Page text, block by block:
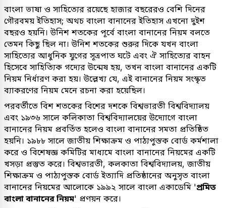
বাংলা ভাষা ও সাহিত্যের রয়েছে হাজার বছরেরও বেশি দিনের
গৌরবময় ইতিহাস; অথচ বাংলা বানানের ইতিহাস এখনো দুইশ
বছরও হয়নি। উনিশ শতকের পূর্বে বাংলা বানানের নিয়ম বলতে
তেমন কিছু ছিল না। উনিশ শতকের শুরুর দিকে যখন বাংলা
সাহিত্যের আধুনিক যুগের সূত্রপাত ঘটে এবং ঐ সাহিত্যের বাহন
হিসেবে সাহিত্যিক গদ্যের উন্মেষ হয়, তখন বাংলা বানানের একটি
নিয়ম নির্ধারণ করা হয়। উল্লেখ্য যে, এই বানানের নিয়ম সংস্কৃত
ব্যাকরণের নিয়ম মেনে রচনা করা হয়েছিল।
পরবর্তীতে বিশ শতকের বিশের দশকে বিশ্বভারতী বিশ্ববিদ্যালয়
এবং ১৯৩৬ সালে কলিকাতা বিশ্ববিদ্যালয়ের উদ্যোগে বাংলা
বানানের নিয়ম প্রবর্তিত হলেও বাংলা বানানের সমতা প্রতিষ্ঠিত
হয়নি। ১৯৮৮ সালে জাতীয় শিক্ষাক্রম ও পাঠ্যপুস্তক বোর্ড কর্মশালা
করে ও বিশেষজ্ঞ কমিটির মাধ্যমে বাংলা বানানের নিয়মের একটি
খসড়া প্রস্তুত করে। বিশ্বভারতী, কলকাতা বিশ্ববিদ্যালয়, জাতীয়
শিক্ষাক্রম ও পাঠ্যপুস্তক বোর্ড ইত্যাদি প্রতিষ্ঠানের অনুসৃত বাংলা
বানানের নিয়মের আলোকে ১৯৯২ সালে বাংলা একাডেমি 'প্রমিত
বাংলা বানানের নিয়ম' প্রণয়ন করে।